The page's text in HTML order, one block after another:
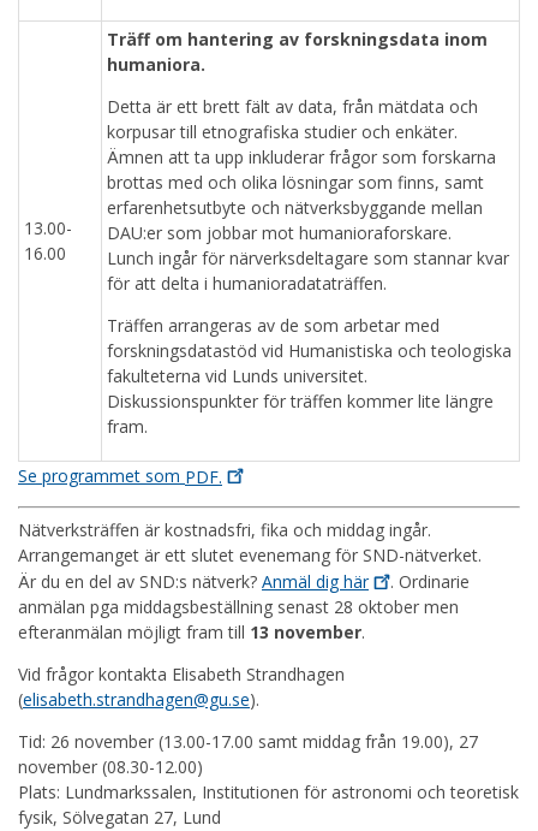
13.00-
16.00
Träff om hantering av forskningsdata inom
humaniora.
Detta är ett brett fält av data, från mätdata och
korpusar till etnografiska studier och enkäter.
Ämnen att ta upp inkluderar frågor som forskarna
brottas med och olika lösningar som finns, samt
erfarenhetsutbyte och nätverksbyggande mellan
DAU:er som jobbar mot humanioraforskare.
Lunch ingår för närverksdeltagare som stannar kvar
för att delta i humanioradataträffen.
Träffen arrangeras av de som arbetar med
forskningsdatastöd vid Humanistiska och teologiska
fakulteterna vid Lunds universitet.
Diskussionspunkter för träffen kommer lite längre
fram.
Se programmet som PDF.
Nätverksträffen är kostnadsfri, fika och middag ingår.
Arrangemanget är ett slutet evenemang för SND-nätverket.
Är du en del av SND:s nätverk? Anmäl dighär
. Ordinarie
anmälan pga middagsbeställning senast 28 oktober men
efteranmälan möjligt fram till 13 november.
Vid frågor kontakta Elisabeth Strandhagen
(elisabeth.strandhagen@gu.se).
Tid: 26 november (13.00-17.00 samt middag från 19.00), 27
november (08.30-12.00)
Plats: Lundmarkssalen, Institutionen för astronomi och teoretisk
fysik, Sölvegatan 27, Lund